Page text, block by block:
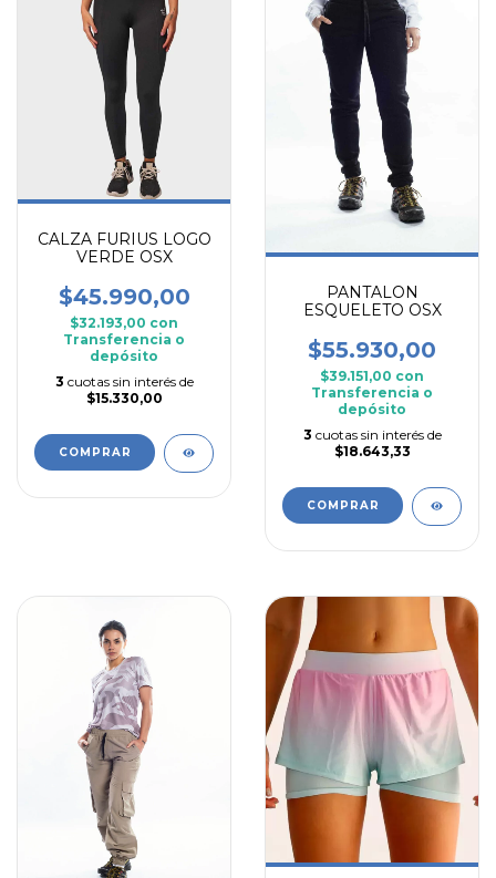
CALZA FURIUS LOGO
VERDE OSX
$45.990,00
$32.193,00 con
Transferencia o
depósito
3 cuotas sin interés de
$15.330,00
COMPRAR
PANTALON
ESQUELETO OSX
$55.930,00
$39.151,00 con
Transferencia o
depósito
3 cuotas sin interés de
$18.643,33
COMPRAR